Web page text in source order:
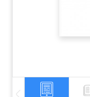
Történelem